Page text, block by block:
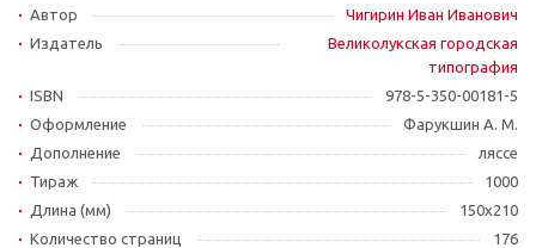
Автор
Чигирин Иван Иванович
Издатель
Великолукская городская
типография
ISBN
978-5-350-00181-5
Оформление
Фарукшин А. М.
Дополнение
ляссе
Тираж
1000
Длина (мм)
150х210
Количество страниц
176